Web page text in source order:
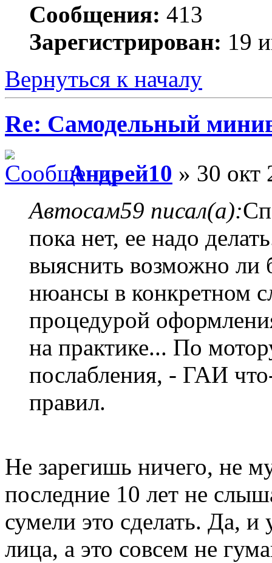
Сообщения: 413
Зарегистрирован: 19
Вернуться к началу
Re: Самодельный
Андрей10 » 30 окт
Автосам59 писал(а):
пока нет, ее надо
выяснить возможно ли
нюансы в конкретном
процедурой
на практике... По
послабления, - ГАИ
правил.
Не зарегишь ничего, не
последние 10 лет не
сумели это сделать. Да,
лица, а это совсем не